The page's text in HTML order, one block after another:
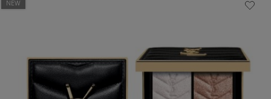
ค่า
เดียวกัน
NEW